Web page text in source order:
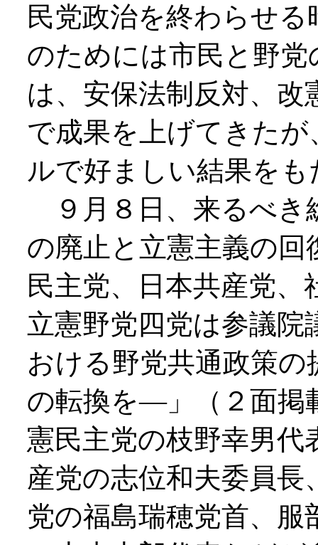
民党政治を終わらせ
のためには市民と野
は、安保法制反対、
で成果を上げてきた
ルで好ましい結果を
９月８日、来るべき
の廃止と立憲主義の
民主党、日本共産党
立憲野党四党は参議院
おける野党共通政策
の転換を―」（２面掲
憲民主党の枝野幸男代
産党の志位和夫委員長
党の福島瑞穂党首、